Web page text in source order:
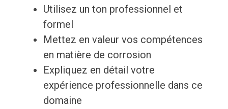
Utilisez un ton professionnel et
formel
Mettez en valeur vos compétences
en matière de corrosion
Expliquez en détail votre
expérience professionnelle dans ce
domaine